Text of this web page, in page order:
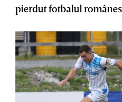
pierdut fotbalul